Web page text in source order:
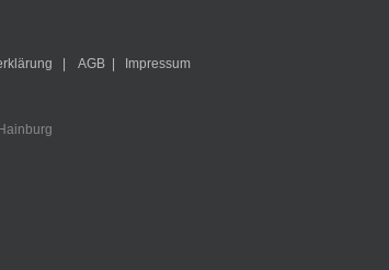
AGB| Impressum